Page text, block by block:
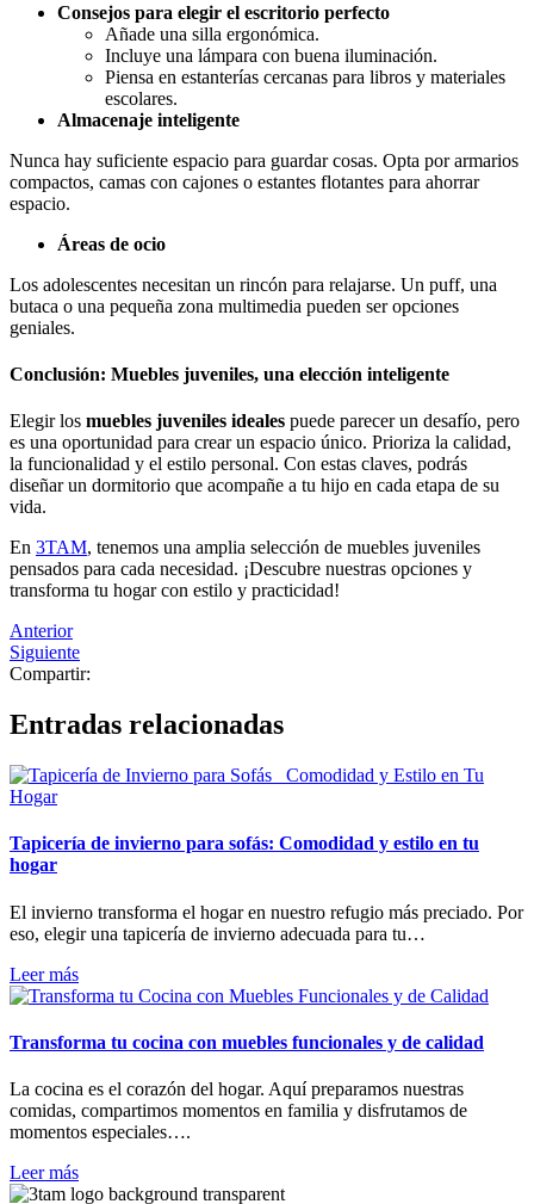
Consejos para elegir el escritorio perfecto
Añade una silla ergonómica.
Incluye una lámpara con buena iluminación.
Piensa en estanterías cercanas para libros y materiales
escolares.
Almacenaje inteligente
Nunca hay suficiente espacio para guardar cosas. Opta por armarios
compactos, camas con cajones o estantes flotantes para ahorrar
espacio.
Áreas de ocio
Los adolescentes necesitan un rincón para relajarse. Un puff, una
butaca o una pequeña zona multimedia pueden ser opciones
geniales.
Conclusión: Muebles juveniles, una elección inteligente
Elegir los muebles juveniles ideales puede parecer un desafío, pero
es una oportunidad para crear un espacio único. Prioriza la calidad,
la funcionalidad y el estilo personal. Con estas claves, podrás
diseñar un dormitorio que acompañe a tu hijo en cada etapa de su
vida.
En 3TAM, tenemos una amplia selección de muebles juveniles
pensados para cada necesidad. ¡Descubre nuestras opciones y
transforma tu hogar con estilo y practicidad!
Anterior
Siguiente
Compartir:
Entradas relacionadas
Tapicería de invierno para sofás: Comodidad y estilo en tu
hogar
El invierno transforma el hogar en nuestro refugio más preciado. Por
eso, elegir una tapicería de invierno adecuada para tu…
Leer más
Transforma tu cocina con muebles funcionales y de calidad
La cocina es el corazón del hogar. Aquí preparamos nuestras
comidas, compartimos momentos en familia y disfrutamos de
momentos especiales….
Leer más